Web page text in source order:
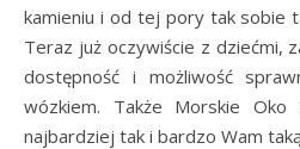
kamieniu i od tej pory tak sobie
Teraz już oczywiście z dziećmi,
dostępność i możliwość
wózkiem. Także Morskie
najbardziej tak i bardzo Wam